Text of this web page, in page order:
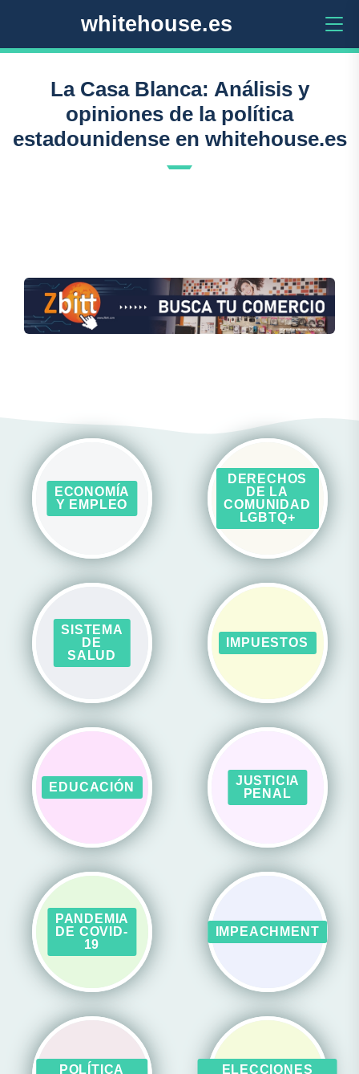
whitehouse.es
La Casa Blanca: Análisis y
opiniones de la política
estadounidense en whitehouse.es
ECONOMÍA
Y EMPLEO
DERECHOS
DE LA
COMUNIDAD
LGBTQ+
SISTEMA
DE
SALUD
IMPUESTOS
EDUCACIÓN
JUSTICIA
PENAL
PANDEMIA
DE COVID-
19
IMPEACHMENT
POLÍTICA
ELECCIONES